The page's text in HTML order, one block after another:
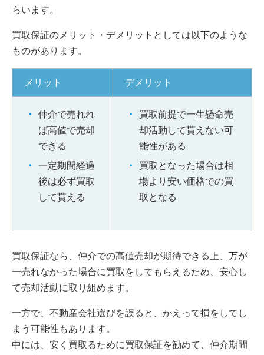
らいます。
買取保証のメリット・デメリットとしては以下のような
ものがあります。
メリット デメリット
仲介で売れれ
ば高値で売却
できる
一定期間経過
後は必ず買取
して貰える
買取前提で一生懸命売
却活動して貰えない可
能性がある
買取となった場合は相
場より安い価格での買
取となる
買取保証なら、仲介での高値売却が期待できる上、万が
一売れなかった場合に買取をしてもらえるため、安心し
て売却活動に取り組めます。
一方で、不動産会社選びを誤ると、かえって損をしてし
まう可能性もあります。
中には、安く買取るために買取保証を勧めて、仲介期間